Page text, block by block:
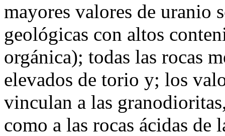
mayores valores de uranio
geológicas con altos
orgánica); todas las rocas
elevados de torio y; los
vinculan a las
como a las rocas ácidas